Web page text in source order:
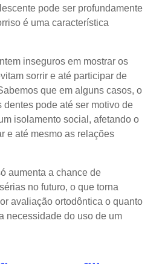
pode ser profundamente
é uma característica
inseguros em mostrar os
sorrir e até participar de
que em alguns casos, o
pode até ser motivo de
isolamento social, afetando o
e até mesmo as relações
aumenta a chance de
no futuro, o que torna
avaliação ortodôntica o quanto
necessidade do uso de um